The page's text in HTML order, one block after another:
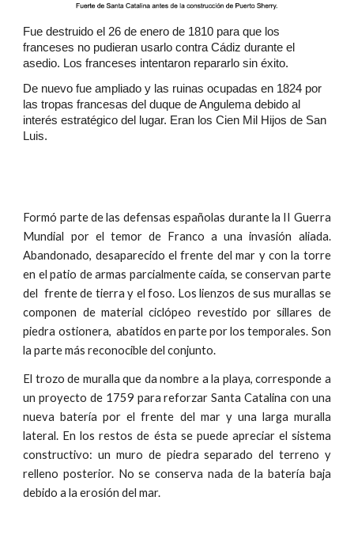
Fue destruido el 26 de enero de 1810 para que los
franceses no pudieran usarlo contra Cádiz durante el
asedio. Los franceses intentaron repararlo sin éxito.
De nuevo fue ampliado y las ruinas ocupadas en 1824 por
las tropas francesas del duque de Angulema debido al
interés estratégico del lugar. Eran los Cien Mil Hijos de San
Luis.
Formó parte de las defensas españolas durante la II Guerra
Mundial por el temor de Franco a una invasión aliada.
Abandonado, desaparecido el frente del mar y con la torre
en el patio de armas parcialmente caída, se conservan parte
del frente de tierra y el foso. Los lienzos de sus murallas se
componen de material ciclópeo revestido por sillares de
piedra ostionera, abatidos en parte por los temporales. Son
la parte más reconocible del conjunto.
El trozo de muralla que da nombre a la playa, corresponde a
un proyecto de 1759 para reforzar Santa Catalina con una
nueva batería por el frente del mar y una larga muralla
lateral. En los restos de ésta se puede apreciar el sistema
constructivo: un muro de piedra separado del terreno y
relleno posterior. No se conserva nada de la batería baja
debido a la erosión del mar.